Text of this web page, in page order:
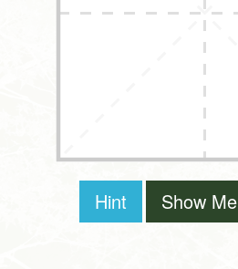
Hint Show Me